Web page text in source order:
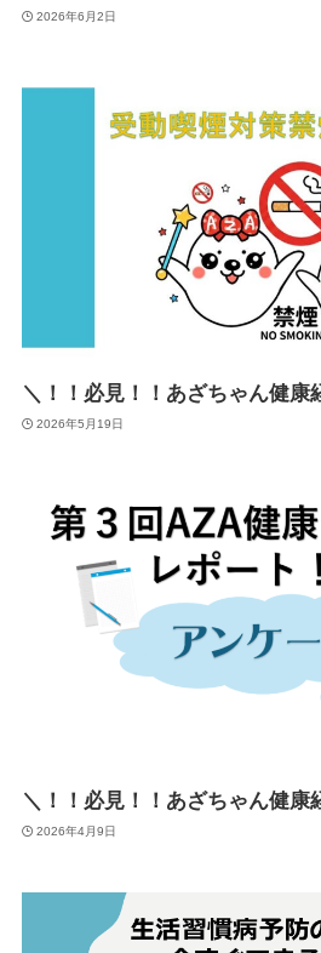
2026年6月2日
＼！！必見！！あざちゃん健康
2026年5月19日
＼！！必見！！あざちゃん健康
2026年4月9日